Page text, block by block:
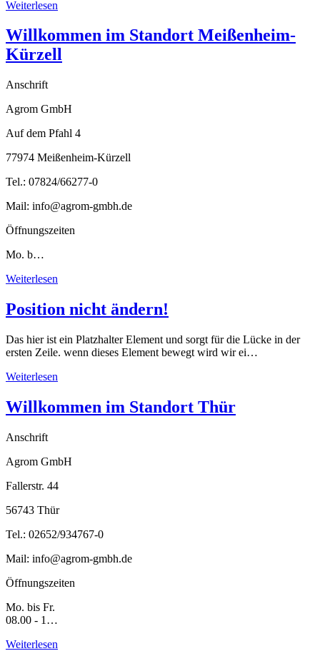
Weiterlesen
Willkommen im Standort Meißenheim-
Kürzell
Anschrift
Agrom GmbH
Auf dem Pfahl 4
77974 Meißenheim-Kürzell
Tel.: 07824/66277-0
Mail: info@agrom-gmbh.de
Öffnungszeiten
Mo. b…
Weiterlesen
Position nicht ändern!
Das hier ist ein Platzhalter Element und sorgt für die Lücke in der
ersten Zeile. wenn dieses Element bewegt wird wir ei…
Weiterlesen
Willkommen im Standort Thür
Anschrift
Agrom GmbH
Fallerstr. 44
56743 Thür
Tel.: 02652/934767-0
Mail: info@agrom-gmbh.de
Öffnungszeiten
Mo. bis Fr.
08.00 - 1…
Weiterlesen